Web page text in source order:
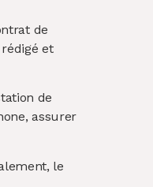
de
et
de
assurer
le